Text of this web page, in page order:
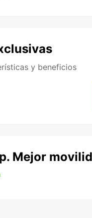
y beneficios
Mejor